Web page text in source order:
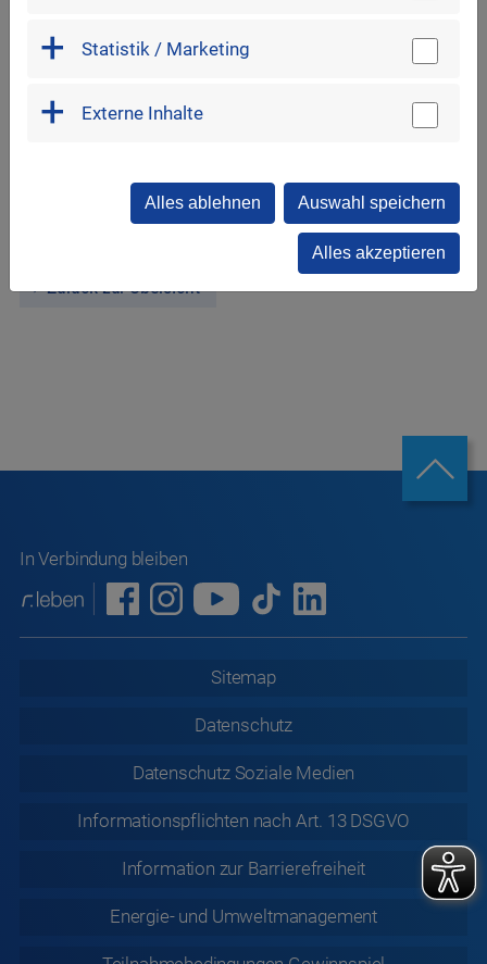
weiter zur stärken.
das-stadtwerk-regensburg.de/earl/e-carsharing
Zurück zur Übersicht
In Verbindung bleiben
Sitemap
Datenschutz
Datenschutz Soziale Medien
Informationspflichten nach Art. 13 DSGVO
Information zur Barrierefreiheit
Energie- und Umweltmanagement
Statistik / Marketing
Externe Inhalte
Alles ablehnen Auswahl speichern
Alles akzeptieren